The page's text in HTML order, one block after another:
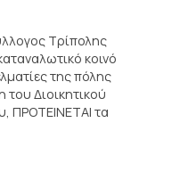
Τρίπολης
κοινό
της πόλης
Διοικητικού
ΠΡΟΤΕΙΝΕΤΑΙ τα